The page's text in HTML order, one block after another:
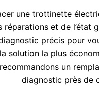
une trottinette
et de l’état
précis pour
solution la plus
un
diagnostic près de